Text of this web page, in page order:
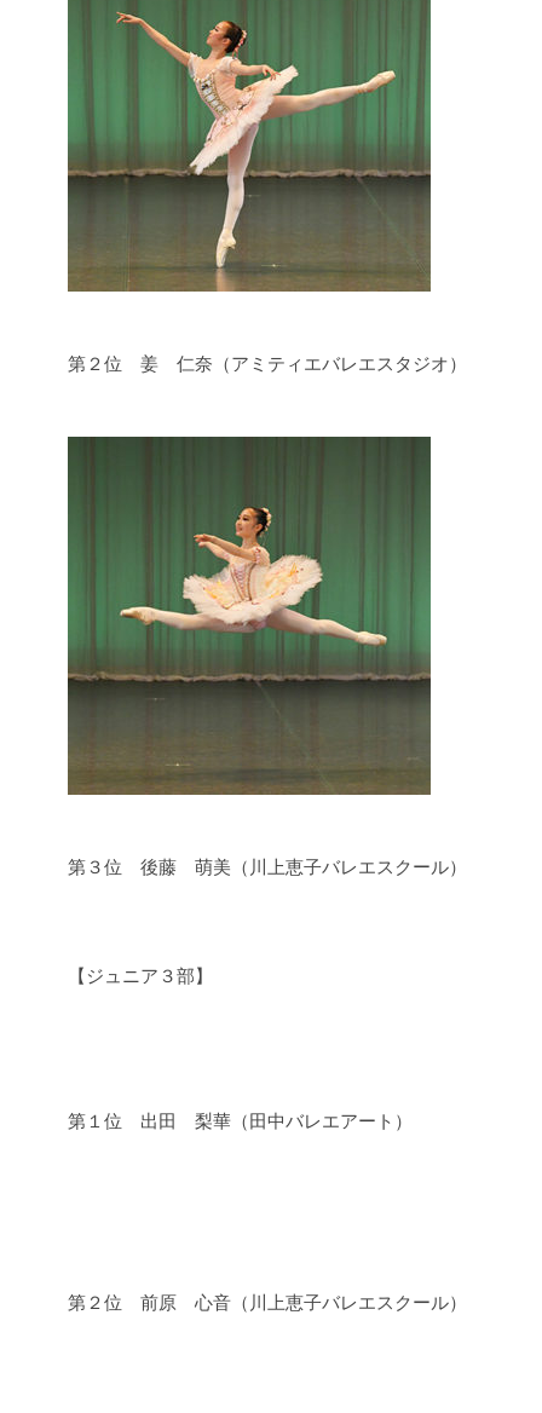
第２位 姜 仁奈（アミティエバレエスタジオ）
第３位 後藤 萌美（川上恵子バレエスクール）
【ジュニア３部】
第１位 出田 梨華（田中バレエアート）​
第２位 前原 心音（川上恵子バレエスクール）